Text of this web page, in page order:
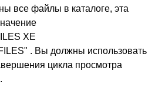
все файлы в каталоге, эта
XE
. Вы должны использовать
цикла просмотра